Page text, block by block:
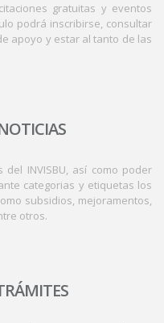
gratuitas y eventos
podrá inscribirse, consultar
apoyo y estar al tanto de las
INVISBU, así como poder
categorias y etiquetas los
subsidios, mejoramentos,
otros.